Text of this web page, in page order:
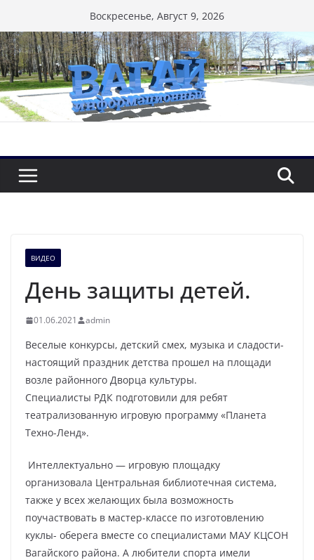
к
содержимому
Воскресенье, Август 9, 2026
ВИДЕО
День защиты детей.
01.06.2021 admin
Веселые конкурсы, детский смех, музыка и сладости-
настоящий праздник детства прошел на площади
возле районного Дворца культуры.
Специалисты РДК подготовили для ребят
театрализованную игровую программу «Планета
Техно-Ленд».
Интеллектуально — игровую площадку
организовала Центральная библиотечная система,
также у всех желающих была возможность
поучаствовать в мастер-классе по изготовлению
куклы- оберега вместе со специалистами МАУ КЦСОН
Вагайского района. А любители спорта имели